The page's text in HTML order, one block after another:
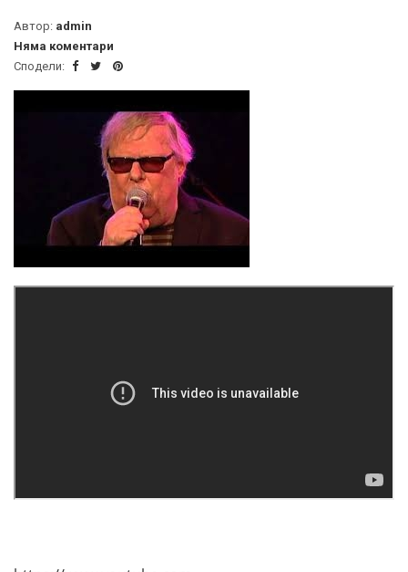
Автор: admin
Няма коментари
Сподели: